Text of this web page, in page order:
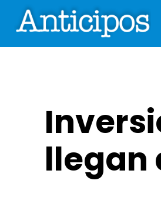
llegan